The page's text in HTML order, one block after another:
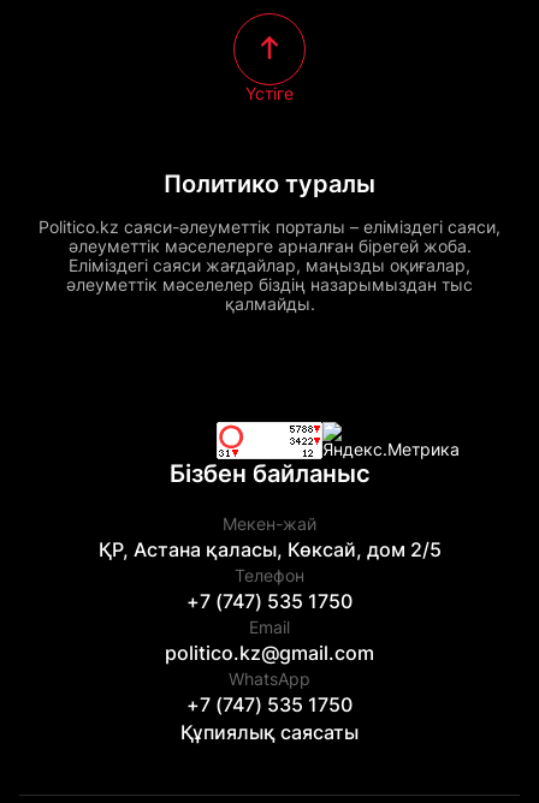
Политико туралы
Politico.kz саяси-әлеуметтік порталы – еліміздегі саяси,
әлеуметтік мәселелерге арналған бірегей жоба.
Еліміздегі саяси жағдайлар, маңызды оқиғалар,
әлеуметтік мәселелер біздің назарымыздан тыс
қалмайды.
Үстіге
Бізбен байланыс
Мекен-жай
ҚР, Астана қаласы, Көксай, дом 2/5
Телефон
+7 (747) 535 1750
Email
politico.kz@gmail.com
WhatsApp
+7 (747) 535 1750
Құпиялық саясаты